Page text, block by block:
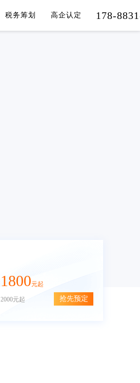
税务筹划 高企认定 178-
1800元起
2000元起 抢先预定